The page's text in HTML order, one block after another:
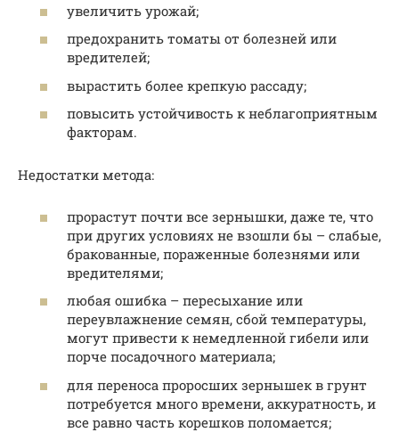
увеличить урожай;
предохранить томаты от болезней или
вредителей;
вырастить более крепкую рассаду;
повысить устойчивость к неблагоприятным
факторам.
Недостатки метода:
прорастут почти все зернышки, даже те, что
при других условиях не взошли бы – слабые,
бракованные, пораженные болезнями или
вредителями;
любая ошибка – пересыхание или
переувлажнение семян, сбой температуры,
могут привести к немедленной гибели или
порче посадочного материала;
для переноса проросших зернышек в грунт
потребуется много времени, аккуратность, и
все равно часть корешков поломается;